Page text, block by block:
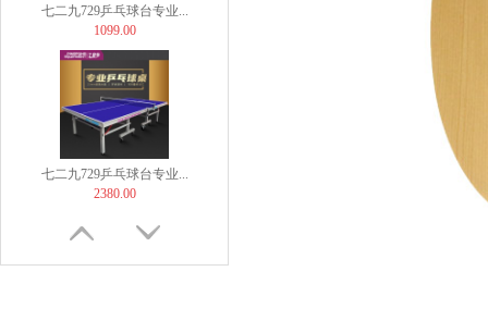
七二九729乒乓球台专业...
1099.00
七二九729乒乓球台专业...
2380.00